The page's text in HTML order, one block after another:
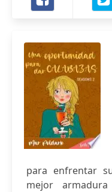
para enfrentar
mejor